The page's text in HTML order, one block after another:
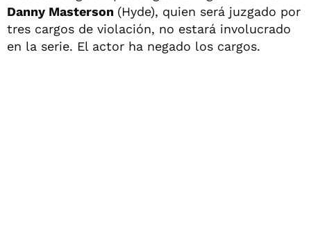
Danny Masterson (Hyde), quien será juzgado por
tres cargos de violación, no estará involucrado
en la serie. El actor ha negado los cargos.